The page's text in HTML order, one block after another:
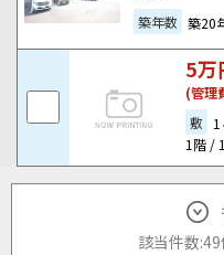
築年数 築20
5万
(管理
敷 1
1階 /
該当件数:49